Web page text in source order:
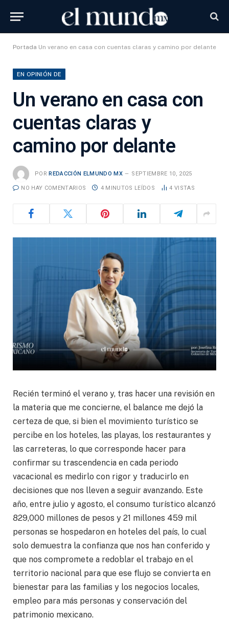
Portada Un verano en casa con cuentas claras y camino por delante
EN OPINIÓN DE
Un verano en casa con
cuentas claras y
camino por delante
POR REDACCIÓN ELMUNDO MX SEPTIEMBRE 10, 2025
NO HAY COMENTARIOS 4 MINUTOS LEÍDOS 4 VISTAS
Recién terminó el verano y, tras hacer una revisión en
la materia que me concierne, el balance me dejó la
certeza de que, si bien el movimiento turístico se
percibe en los hoteles, las playas, los restaurantes y
las carreteras, lo que corresponde hacer para
confirmar su trascendencia en cada periodo
vacacional es medirlo con rigor y traducirlo en
decisiones que nos lleven a seguir avanzando. Este
año, entre julio y agosto, el consumo turístico alcanzó
829,000 millones de pesos y 21 millones 459 mil
personas se hospedaron en hoteles del país, lo cual
solo demuestra la confianza que nos han conferido y
que nos compromete a redoblar el trabajo en el
territorio nacional para que ese flujo se convierta en
bienestar para las familias y los negocios locales,
empleo para más personas y conservación del
patrimonio mexicano.